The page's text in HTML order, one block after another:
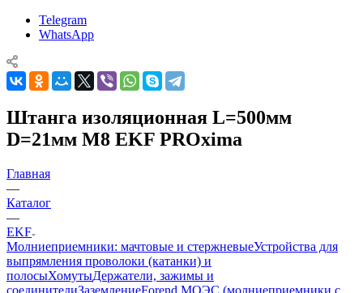
Telegram
WhatsApp
Штанга изоляционная L=500мм
D=21мм М8 EKF PROxima
Главная
—
Каталог
—
EKF
Молниеприемники: мачтовые и стержневыеУстройства для
выпрямления проволоки (катанки) и
полосыХомутыДержатели, зажимы и
соединителиЗаземлениеForend МОЭС (молниеприемники с